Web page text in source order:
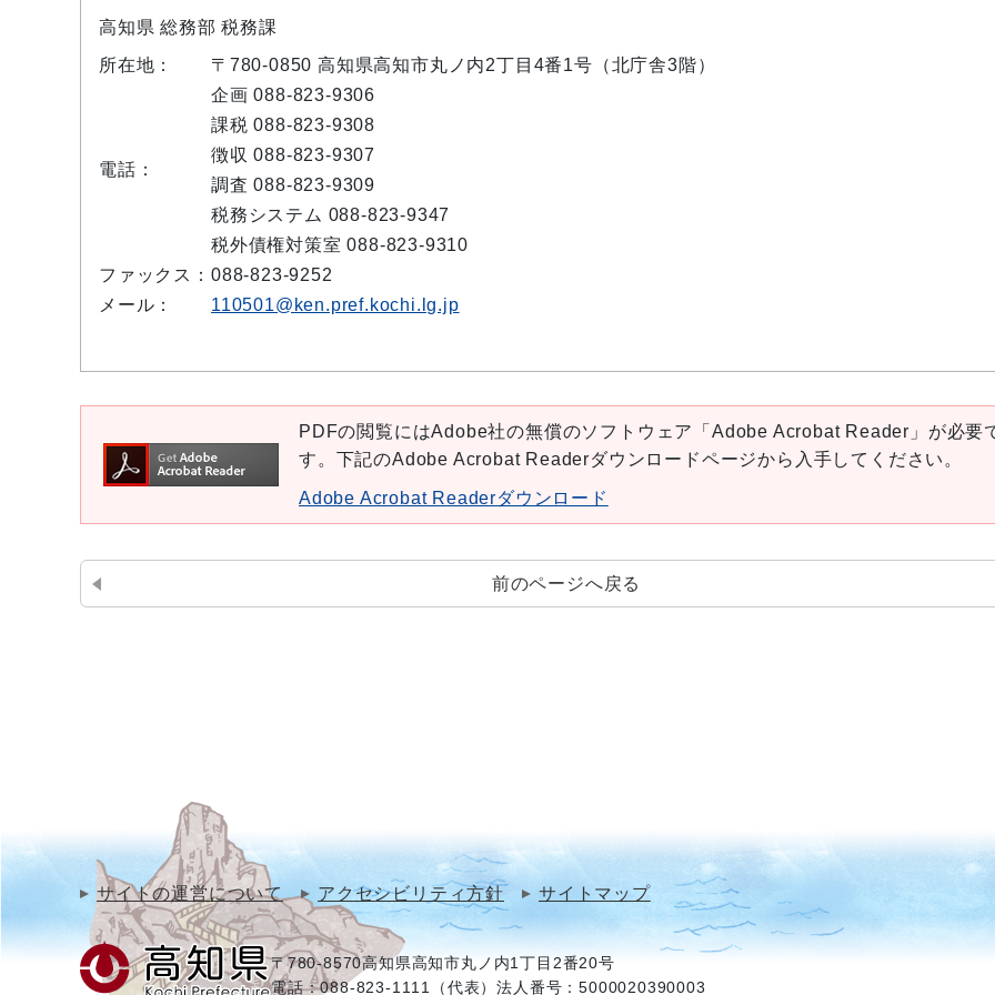
高知県 総務部 税務課
所在地：
〒780-0850 高知県高知市丸ノ内2丁目4番1号（北庁舎3階）
電話：
企画 088-823-9306
課税 088-823-9308
徴収 088-823-9307
調査 088-823-9309
税務システム 088-823-9347
税外債権対策室 088-823-9310
ファックス： 088-823-9252
メール：
110501@ken.pref.kochi.lg.jp
PDFの閲覧にはAdobe社の無償のソフトウェア「Adobe Acrobat Reader」が必要
す。下記のAdobe Acrobat Readerダウンロードページから入手してください。
Adobe Acrobat Readerダウンロード
前のページへ戻る
サイトの運営について アクセシビリティ方針 サイトマップ
〒780-8570高知県高知市丸ノ内1丁目2番20号
電話：088-823-1111（代表）法人番号：5000020390003